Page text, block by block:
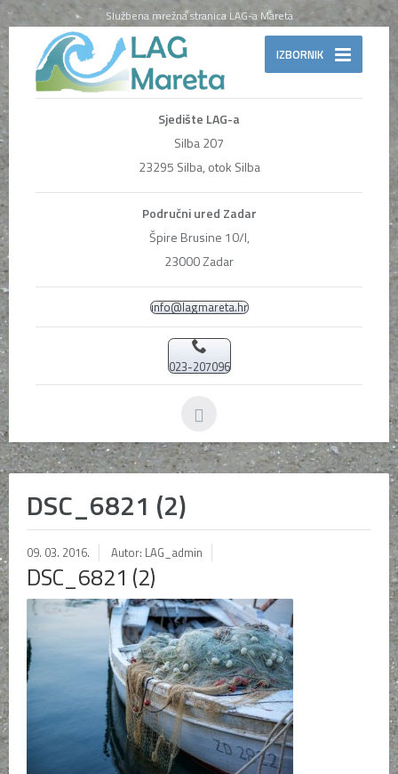
Službena mrežna stranica LAG-a Mareta
IZBORNIK
Sjedište LAG-a
Silba 207
23295 Silba, otok Silba
Područni ured Zadar
Špire Brusine 10/I,
23000 Zadar
info@lagmareta.hr
023-207096
DSC_6821 (2)
09. 03. 2016. Autor: LAG_admin
DSC_6821 (2)